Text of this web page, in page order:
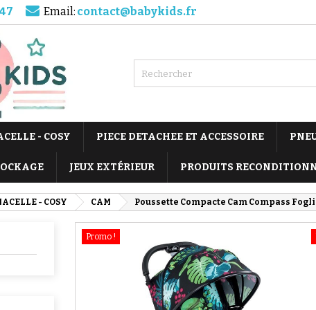
Email: contact@babykids.fr
- COSY PIECE DETACHEE ET ACCESSOIRE
JEUX EXTÉRIEUR PRODUITS
- COSY CAM Poussette Compacte Cam Compass
Promo !